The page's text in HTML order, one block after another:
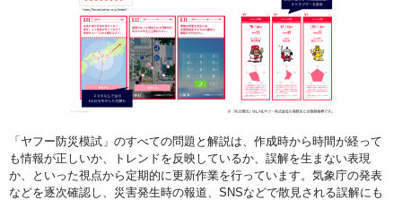
「ヤフー防災模試」のすべての問題と解説は、作成時から時間が経って
も情報が正しいか、トレンドを反映しているか、誤解を生まない表現
か、といった視点から定期的に更新作業を行っています。気象庁の発表
などを逐次確認し、災害発生時の報道、SNSなどで散見される誤解にも